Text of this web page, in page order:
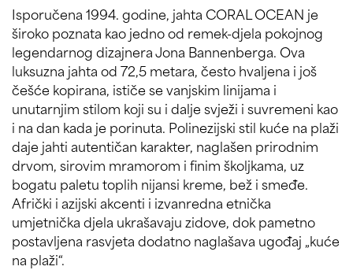
Isporučena 1994. godine, jahta CORAL OCEAN je
široko poznata kao jedno od remek-djela pokojnog
legendarnog dizajnera Jona Bannenberga. Ova
luksuzna jahta od 72,5 metara, često hvaljena i još
češće kopirana, ističe se vanjskim linijama i
unutarnjim stilom koji su i dalje svježi i suvremeni kao
i na dan kada je porinuta. Polinezijski stil kuće na plaži
daje jahti autentičan karakter, naglašen prirodnim
drvom, sirovim mramorom i finim školjkama, uz
bogatu paletu toplih nijansi kreme, bež i smeđe.
Afrički i azijski akcenti i izvanredna etnička
umjetnička djela ukrašavaju zidove, dok pametno
postavljena rasvjeta dodatno naglašava ugođaj „kuće
na plaži“.